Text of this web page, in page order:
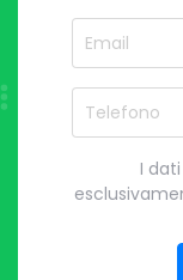
I